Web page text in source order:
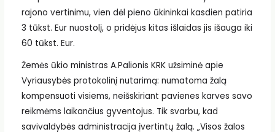
rajono vertinimu, vien dėl pieno ūkininkai kasdien patiria
3 tūkst. Eur nuostolį, o pridėjus kitas išlaidas jis išauga iki
60 tūkst. Eur.
Žemės ūkio ministras A.Palionis KRK užsiminė apie
Vyriausybės protokolinį nutarimą: numatoma žalą
kompensuoti visiems, neišskiriant pavienes karves savo
reikmėms laikančius gyventojus. Tik svarbu, kad
savivaldybės administracija įvertintų žalą. „Visos žalos